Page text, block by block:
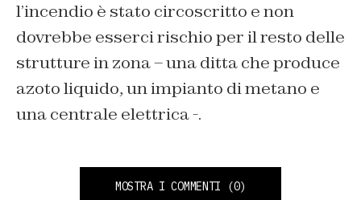
l’incendio è stato circoscritto e non
dovrebbe esserci rischio per il resto delle
strutture in zona – una ditta che produce
azoto liquido, un impianto di metano e
una centrale elettrica -.
MOSTRA I COMMENTI (0)